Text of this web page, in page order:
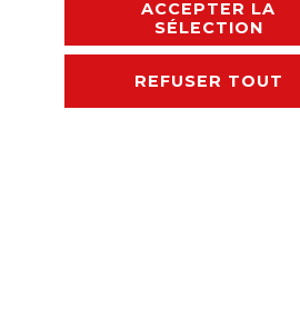
Frais de livraison
ACCEPTER LA
SÉLECTION
REFUSER TOUT